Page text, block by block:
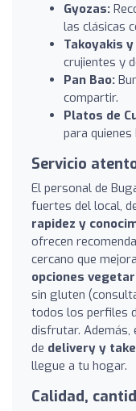
Gyozas:
las clásicas
Takoyakis
crujientes y
Pan Bao:
compartir.
Platos de
para
Servicio
El personal de
fuertes del local,
rapidez y
ofrecen
cercano que
opciones
sin gluten
todos los perfiles
disfrutar. Además,
de delivery y
llegue a tu hogar.
Calidad,